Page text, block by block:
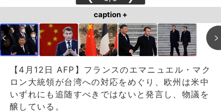
caption +
【4月12日 AFP】フランスのエマニュエル・マク
ロン大統領が台湾への対応をめぐり、欧州は米中
いずれにも追随すべきではないと発言し、物議を
醸している。